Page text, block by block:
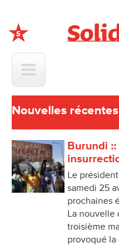
Solidaire
Nouvelles récentes
Burundi
Le
samedi 25
prochaines
La nouvelle
troisième
provoqué